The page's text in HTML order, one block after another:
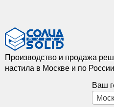
Производство и продажа
настила в Москве и по России
Ваш